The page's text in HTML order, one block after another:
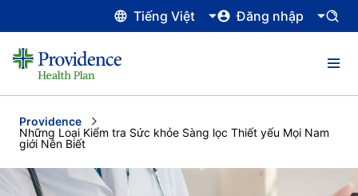
Tiếng Việt Đăng nhập
Providence
Current:
Những Loại Kiểm tra Sức khỏe Sàng lọc Thiết yếu Mọi Nam
giới Nên Biết